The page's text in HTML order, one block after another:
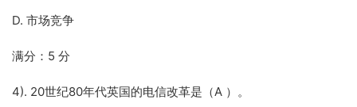
D. 市场竞争
满分：5 分
4). 20世纪80年代英国的电信改革是（A ）。